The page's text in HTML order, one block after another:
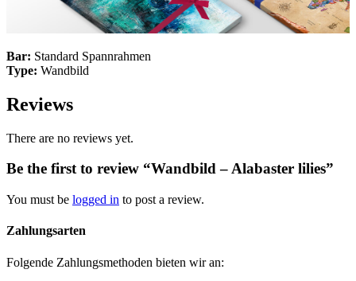
Bar: Standard Spannrahmen
Type: Wandbild
Reviews
There are no reviews yet.
Be the first to review “Wandbild – Alabaster lilies”
You must be logged in to post a review.
Zahlungsarten
Folgende Zahlungsmethoden bieten wir an: